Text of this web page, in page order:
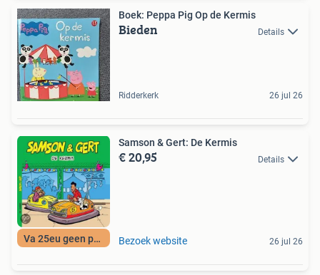
Boek: Peppa Pig Op de Kermis
Bieden Details
Ridderkerk 26 jul 26
Va 25eu geen porto
Samson & Gert: De Kermis
€ 20,95 Details
Bezoek website 26 jul 26